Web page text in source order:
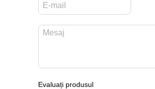
Evaluați produsul